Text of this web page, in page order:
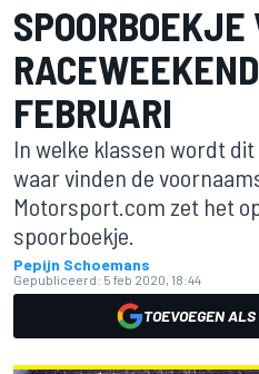
SPOORBOEKJE
FEBRUARI
In welke klassen wordt
waar vinden de
Motorsport.com zet het
spoorboekje.
Pepijn Schoemans
Gepubliceerd: 5 feb 2020, 18:44
TOEVOEGEN ALS